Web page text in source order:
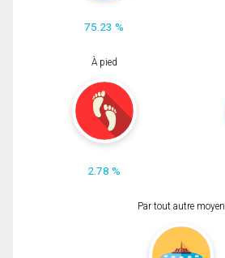
75.23 %
À pied
2.78 %
Par tout autre moyen